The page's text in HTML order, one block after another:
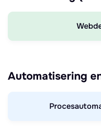
Automatisering